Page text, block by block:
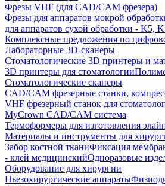
Фрезы VHF (для CAD/CAM фрезера)
Фрезы для аппаратов мокрой
для аппаратов сухой обработки - K5,
Комплексные предложения по
Лабораторные 3D-сканеры
Стоматологические 3D принтеры и
3D принтеры для стоматологии
Стоматологические сканеры
CAD/CAM фрезерные станки,
VHF фрезерный станок для
MyCrown CAD/CAM система
Термоформеры для изготовления
Материалы и инструменты для
Забор костной тканиФиксация
- клей медицинскийОдноразовые
Оборудование для хирургии
Пьезохирургические аппараты